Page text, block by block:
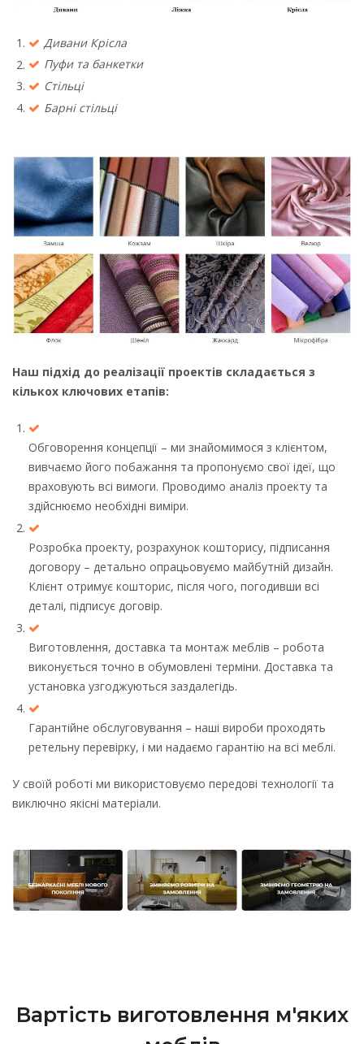
Дивани Крісла
Пуфи та банкетки
Стільці
Барні стільці
Наш підхід до реалізації проектів складається з
кількох ключових етапів:
Обговорення концепції – ми знайомимося з клієнтом,
вивчаємо його побажання та пропонуємо свої ідеї, що
враховують всі вимоги. Проводимо аналіз проекту та
здійснюємо необхідні виміри.
Розробка проекту, розрахунок кошторису, підписання
договору – детально опрацьовуємо майбутній дизайн.
Клієнт отримує кошторис, після чого, погодивши всі
деталі, підписує договір.
Виготовлення, доставка та монтаж меблів – робота
виконується точно в обумовлені терміни. Доставка та
установка узгоджуються заздалегідь.
Гарантійне обслуговування – наші вироби проходять
ретельну перевірку, і ми надаємо гарантію на всі меблі.
У своїй роботі ми використовуємо передові технології та
виключно якісні матеріали.
Вартість виготовлення м'яких